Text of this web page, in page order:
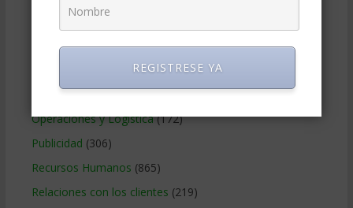
Métodos Gerenciales(280)
Negocios Internacionales(2.257)
Negocios Online(1.405)
Operaciones y Logística(172)
Publicidad (306)
Recursos Humanos (865)
Relaciones con los clientes (219)
REGISTRESE YA